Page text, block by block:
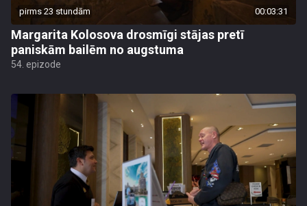
pirms 23 stundām 00:03:31
Margarita Kolosova drosmīgi stājas pretī
paniskām bailēm no augstuma
54. epizode